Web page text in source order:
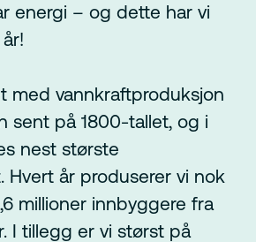
energi – og dette har vi
med vannkraftproduksjon
sent på 1800-tallet, og i
nest største
Hvert år produserer vi nok
millioner innbyggere fra
I tillegg er vi størst på